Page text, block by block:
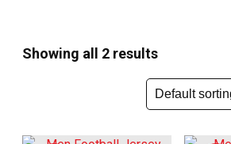
Showing all 2 results